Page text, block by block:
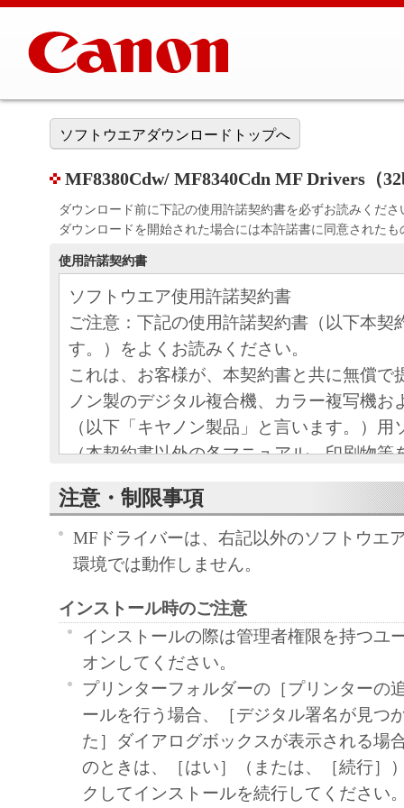
ソフトウエアダウンロードトップへ
MF8380Cdw/ MF8340Cdn MF Drivers（
ダウンロード前に下記の使用許諾契約書を必ずお読みくださ
ダウンロードを開始された場合には本許諾書に同意された
使用許諾契約書
ソフトウエア使用許諾契約書
ご注意：下記の使用許諾契約書（以下本契
す。）をよくお読みください。
これは、お客様が、本契約書と共に無償で
ノン製のデジタル複合機、カラー複写機お
（以下「キヤノン製品」と言います。）用
（本契約書以外の各マニュアル、印刷物等
以下「本ソフトウエア」と言います。）を
めの、お客様とキヤノン株式会社（以下キ
す。）
との間の契約書です。
点、または「本ソフトウエア」の使用のい
て、本契約書に同意したことになります。
お客様が本契約書に同意できない場合、「
ア」を使用することはできません。
１．許諾
(1) キヤノンは、お客様が「キヤノン製品
のために、「キヤノン製品」に直接または
通じ接続される複数のコンピューター（以
注意・制限事項
MFドライバーは、右記以外のソフトウエ
環境では動作しません。
インストール時のご注意
インストールの際は管理者権限を持つユ
オンしてください。
プリンターフォルダーの［プリンターの
ールを行う場合、［デジタル署名が見つ
た］ダイアログボックスが表示される場
のときは、［はい］（または、［続行］
クしてインストールを続行してください